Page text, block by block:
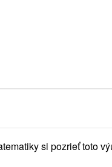
si pozrieť toto